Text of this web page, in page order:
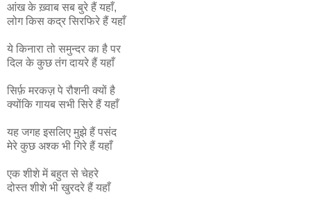
आंख के ख़्वाब सब बुरे हैं यहाँ,
लोग किस कद्र सिरफिरे हैं यहाँ
ये किनारा तो समुन्दर का है पर
दिल के कुछ तंग दायरे हैं यहाँ
सिर्फ़ मरकज़ पे रौशनी क्यों है
क्योंकि गायब सभी सिरे हैं यहाँ
यह जगह इसलिए मुझे हैं पसंद
मेरे कुछ अश्क भी गिरे हैं यहाँ
एक शीशे में बहुत से चेहरे
दोस्त शीशे भी खुरदरे हैं यहाँ